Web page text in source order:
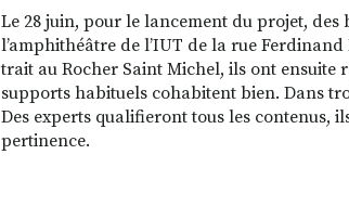
Le 28 juin, pour le lancement du projet,
l’amphithéâtre de l’IUT de la rue
trait au Rocher Saint Michel, ils ont ensuite
supports habituels cohabitent bien. Dans
Des experts qualifieront tous les contenus,
pertinence.